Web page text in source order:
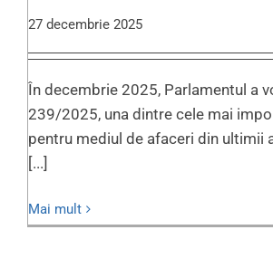
27 decembrie 2025
În decembrie 2025, Parlamentul a
239/2025, una dintre cele mai
pentru mediul de afaceri din ultimii
[...]
Mai mult